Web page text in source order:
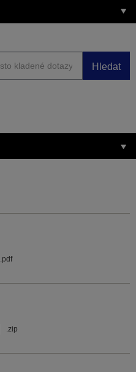
Hledat
.pdf
.zip